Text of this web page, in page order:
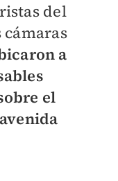
del
cámaras
a
el